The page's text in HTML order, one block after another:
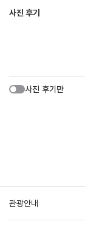
사진 후기
사진 후기만
관광안내